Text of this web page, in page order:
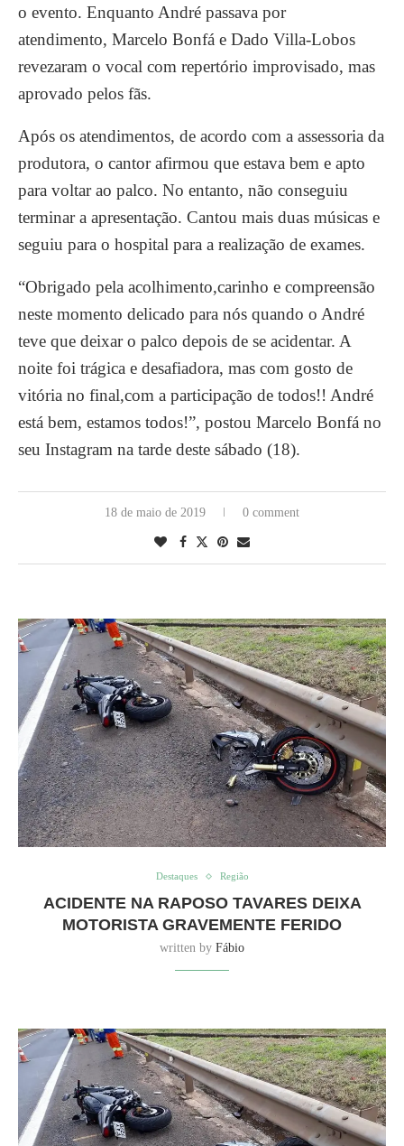
o evento. Enquanto André passava por
atendimento, Marcelo Bonfá e Dado Villa-Lobos
revezaram o vocal com repertório improvisado, mas
aprovado pelos fãs.
Após os atendimentos, de acordo com a assessoria da
produtora, o cantor afirmou que estava bem e apto
para voltar ao palco. No entanto, não conseguiu
terminar a apresentação. Cantou mais duas músicas e
seguiu para o hospital para a realização de exames.
“Obrigado pela acolhimento,carinho e compreensão
neste momento delicado para nós quando o André
teve que deixar o palco depois de se acidentar. A
noite foi trágica e desafiadora, mas com gosto de
vitória no final,com a participação de todos!! André
está bem, estamos todos!”, postou Marcelo Bonfá no
seu Instagram na tarde deste sábado (18).
18 de maio de 2019 0 comment
Destaques Região
ACIDENTE NA RAPOSO TAVARES DEIXA
MOTORISTA GRAVEMENTE FERIDO
written by Fábio